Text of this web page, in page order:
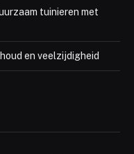
tuinieren met
en veelzijdigheid